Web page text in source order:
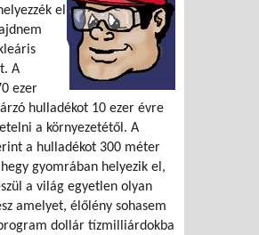
el
A
ezer
hulladékot 10 ezer évre
a környezetétől. A
a hulladékot 300 méter
gyomrában helyezik el,
a világ egyetlen olyan
amelyet, élőlény sohasem
dollár tízmilliárdokba